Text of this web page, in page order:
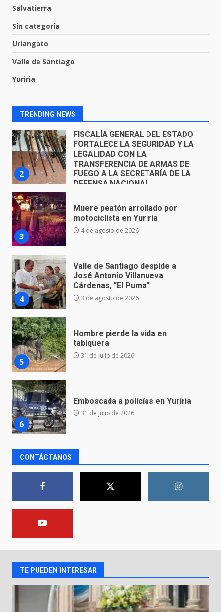
Salvatierra
Sin categoría
Uriangato
Valle de Santiago
Yuriria
TRENDING NEWS
1
El Pbro. Mario Alberto Pérez
parroquia de Guarapo
2
FISCALÍA GENERAL DEL ESTADO
FUEGO A LA SECRETARÍA DE LA
DEFENSA NACIONAL
5 de agosto de 2026
3
Muere peatón arrollado por
motociclista en Yuriria
4 de agosto de 2026
4
Valle de Santiago despide a
José Antonio Villanueva
Cárdenas, “El Puma”
3 de agosto de 2026
5
Hombre pierde la vida en
tabiquera
6
Emboscada a policías en Yuriria
7
Envía Gobierno de la Gente más
de 77 mil
30 de julio de 2026
asume la administración de la
parroquia de Guarapo
5 de agosto de 2026
2
FUEGO A LA SECRETARÍA DE LA
5 de agosto de 2026
Muere peatón arrollado por
motociclista en Yuriria
4 de agosto de 2026
CONTÁCTANOS
TE PUEDEN INTERESAR